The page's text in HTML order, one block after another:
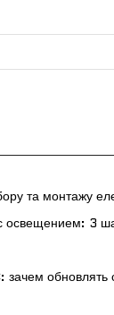
та монтажу
освещением: 3
обновлять